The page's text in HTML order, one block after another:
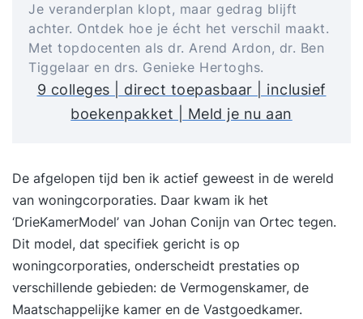
Je veranderplan klopt, maar gedrag blijft
achter. Ontdek hoe je écht het verschil maakt.
Met topdocenten als dr. Arend Ardon, dr. Ben
Tiggelaar en drs. Genieke Hertoghs.
9 colleges | direct toepasbaar | inclusief
boekenpakket | Meld je nu aan
De afgelopen tijd ben ik actief geweest in de wereld
van woningcorporaties. Daar kwam ik het
‘DrieKamerModel’ van Johan Conijn van Ortec tegen.
Dit model, dat specifiek gericht is op
woningcorporaties, onderscheidt prestaties op
verschillende gebieden: de Vermogenskamer, de
Maatschappelijke kamer en de Vastgoedkamer.